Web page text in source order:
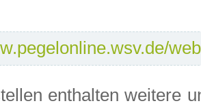
enthalten weitere